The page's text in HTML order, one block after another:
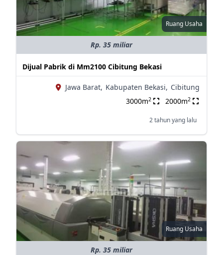
Ruang Usaha
Rp. 35 miliar
Dijual Pabrik di Mm2100 Cibitung Bekasi
Jawa Barat, Kabupaten Bekasi, Cibitung
3000m2 2000m2
2 tahun yang lalu
Ruang Usaha
Rp. 35 miliar